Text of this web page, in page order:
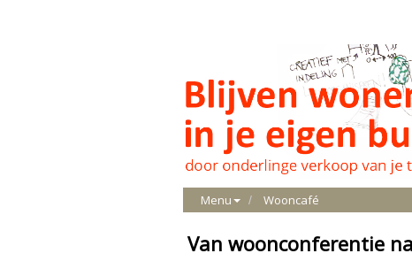
Menu Wooncafé
Van woonconferentie